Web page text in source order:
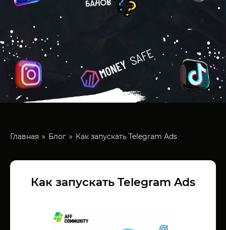
Главная Блог Как запускать Telegram Ads
Как запускать Telegram Ads